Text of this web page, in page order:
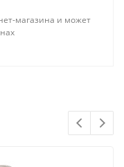
магазина и может